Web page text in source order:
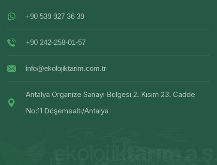
+90 539 927 36 39
+90 242-258-01-57
info@ekolojiktarim.com.tr
Antalya Organize Sanayi Bölgesi 2. Kısım 23. Cadde
No:11 Döşemealtı/Antalya